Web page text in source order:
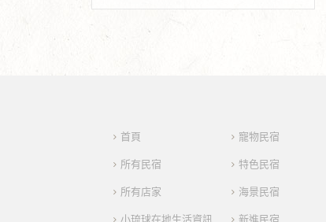
首頁
所有民宿
所有店家
小琉球在地生活資訊
寵物民宿
特色民宿
海景民宿
新進民宿